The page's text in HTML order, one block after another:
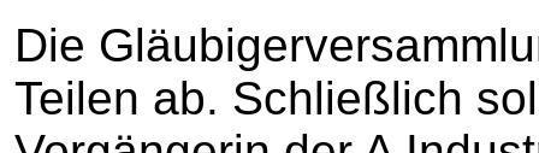
Die
Teilen ab. Schließlich